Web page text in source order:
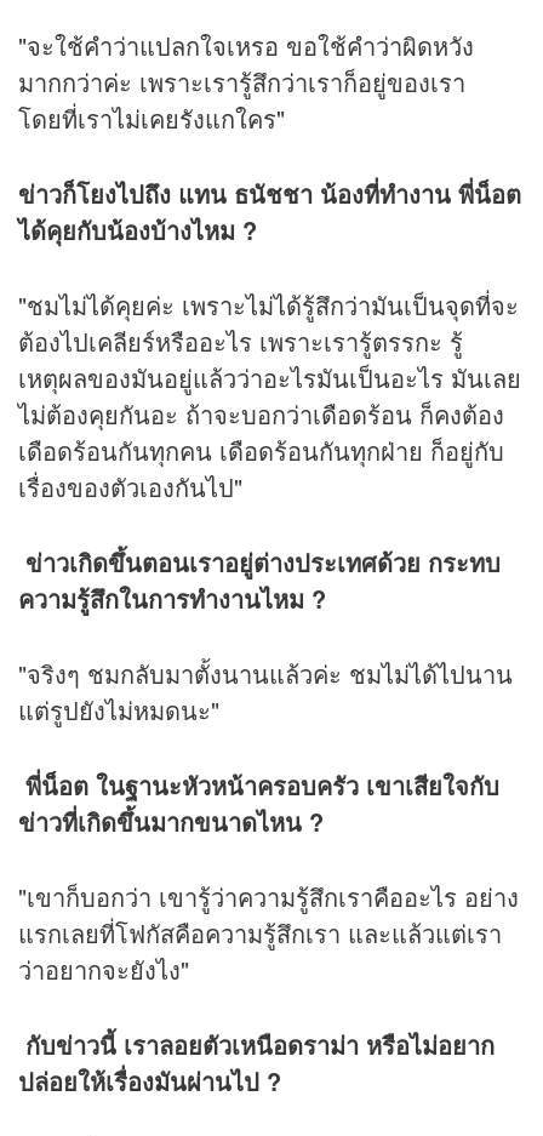
"จะใช้คำว่าแปลกใจเหรอ ขอใช้คำว่าผิดหวัง
มากกว่าค่ะ เพราะเรารู้สึกว่าเราก็อยู่ของเรา
โดยที่เราไม่เคยรังแกใคร"
ข่าวก็โยงไปถึง แทน ธนัชชา น้องที่ทำงาน พี่น็อต
ได้คุยกับน้องบ้างไหม ?
"ชมไม่ได้คุยค่ะ เพราะไม่ได้รู้สึกว่ามันเป็นจุดที่จะ
ต้องไปเคลียร์หรืออะไร เพราะเรารู้ตรรกะ รู้
เหตุผลของมันอยู่แล้วว่าอะไรมันเป็นอะไร มันเลย
ไม่ต้องคุยกันอะ ถ้าจะบอกว่าเดือดร้อน ก็คงต้อง
เดือดร้อนกันทุกคน เดือดร้อนกันทุกฝ่าย ก็อยู่กับ
เรื่องของตัวเองกันไป"
ข่าวเกิดขึ้นตอนเราอยู่ต่างประเทศด้วย กระทบ
ความรู้สึกในการทำงานไหม ?
"จริงๆ ชมกลับมาตั้งนานแล้วค่ะ ชมไม่ได้ไปนาน
แต่รูปยังไม่หมดนะ"
พี่น็อต ในฐานะหัวหน้าครอบครัว เขาเสียใจกับ
ข่าวที่เกิดขึ้นมากขนาดไหน ?
"เขาก็บอกว่า เขารู้ว่าความรู้สึกเราคืออะไร อย่าง
แรกเลยที่โฟกัสคือความรู้สึกเรา และแล้วแต่เรา
ว่าอยากจะยังไง"
กับข่าวนี้ เราลอยตัวเหนือดราม่า หรือไม่อยาก
ปล่อยให้เรื่องมันผ่านไป ?